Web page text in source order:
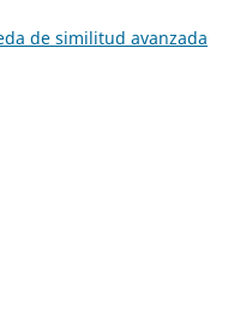
de similitud avanzada